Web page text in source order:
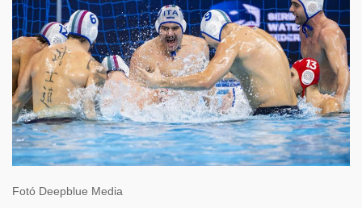
Fotó Deepblue Media